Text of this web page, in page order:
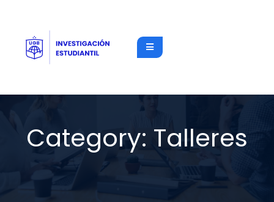
Category: Talleres